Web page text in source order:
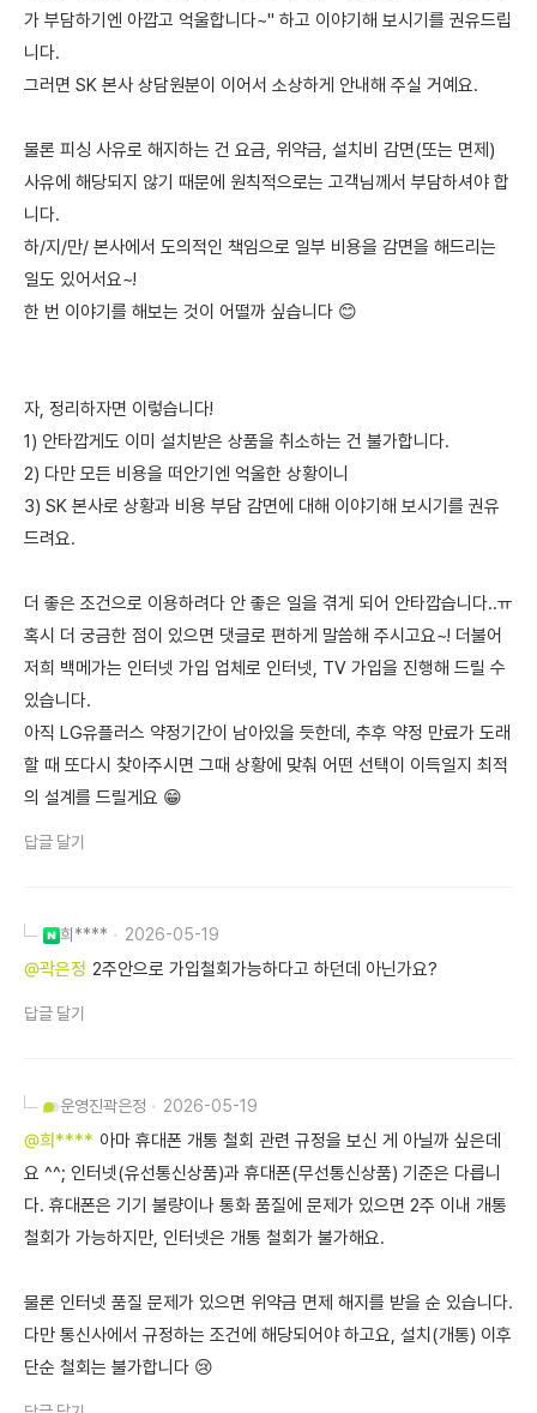
가 부담하기엔 아깝고 억울합니다~" 하고 이야기해 보시기를 권유드립
니다.
그러면 SK 본사 상담원분이 이어서 소상하게 안내해 주실 거예요.
물론 피싱 사유로 해지하는 건 요금, 위약금, 설치비 감면(또는 면제)
사유에 해당되지 않기 때문에 원칙적으로는 고객님께서 부담하셔야 합
니다.
하/지/만/ 본사에서 도의적인 책임으로 일부 비용을 감면을 해드리는
일도 있어서요~!
한 번 이야기를 해보는 것이 어떨까 싶습니다 😊
자, 정리하자면 이렇습니다!
1) 안타깝게도 이미 설치받은 상품을 취소하는 건 불가합니다.
2) 다만 모든 비용을 떠안기엔 억울한 상황이니
3) SK 본사로 상황과 비용 부담 감면에 대해 이야기해 보시기를 권유
드려요.
더 좋은 조건으로 이용하려다 안 좋은 일을 겪게 되어 안타깝습니다..ㅠ
혹시 더 궁금한 점이 있으면 댓글로 편하게 말씀해 주시고요~! 더불어
저희 백메가는 인터넷 가입 업체로 인터넷, TV 가입을 진행해 드릴 수
있습니다.
아직 LG유플러스 약정기간이 남아있을 듯한데, 추후 약정 만료가 도래
할 때 또다시 찾아주시면 그때 상황에 맞춰 어떤 선택이 이득일지 최적
의 설계를 드릴게요 😁
답글 달기
희**** 2026-05-19
@곽은정 2주안으로 가입철회가능하다고 하던데 아닌가요?
답글 달기
운영진곽은정 2026-05-19
@희**** 아마 휴대폰 개통 철회 관련 규정을 보신 게 아닐까 싶은데
요 ^^; 인터넷(유선통신상품)과 휴대폰(무선통신상품) 기준은 다릅니
다. 휴대폰은 기기 불량이나 통화 품질에 문제가 있으면 2주 이내 개통
철회가 가능하지만, 인터넷은 개통 철회가 불가해요.
물론 인터넷 품질 문제가 있으면 위약금 면제 해지를 받을 순 있습니다.
다만 통신사에서 규정하는 조건에 해당되어야 하고요, 설치(개통) 이후
단순 철회는 불가합니다 😢